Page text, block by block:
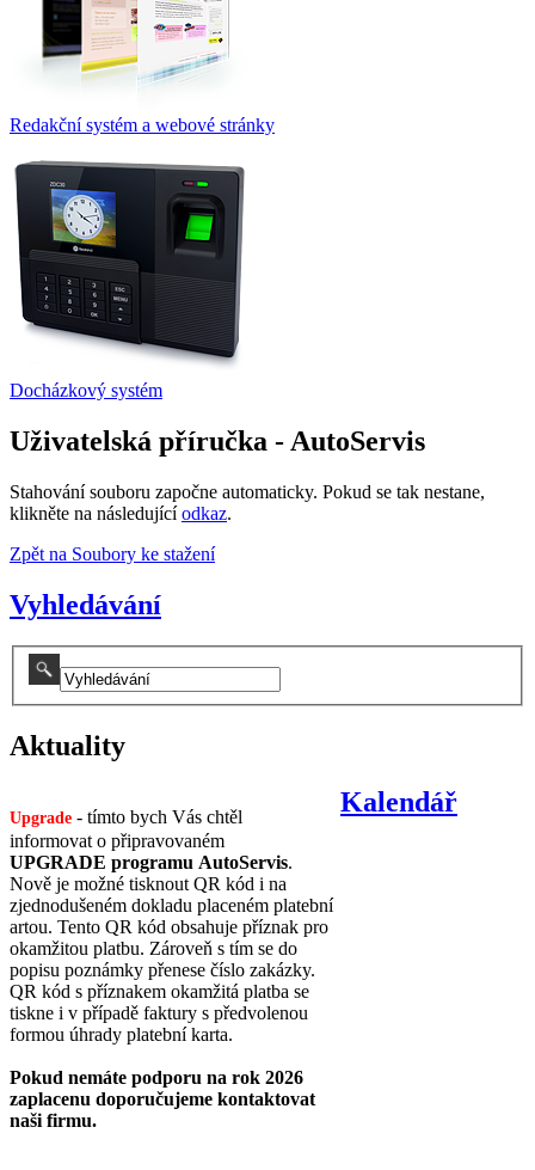
Redakční systém a webové stránky
Docházkový systém
Uživatelská příručka - AutoServis
Stahování souboru započne automaticky. Pokud se tak nestane,
klikněte na následujícíodkaz.
Zpět na Soubory ke stažení
Vyhledávání
Aktuality
Upgrade - tímto bych Vás chtěl
informovat o připravovaném
UPGRADE programu AutoServis.
Nově je možné tisknout QR kód i na
zjednodušeném dokladu placeném platební
artou. Tento QR kód obsahuje příznak pro
okamžitou platbu. Zároveň s tím se do
popisu poznámky přenese číslo zakázky.
QR kód s příznakem okamžitá platba se
tiskne i v případě faktury s předvolenou
formou úhrady platební karta.
Pokud nemáte podporu na rok 2026
zaplacenu doporučujeme kontaktovat
naši firmu.
Kalendář